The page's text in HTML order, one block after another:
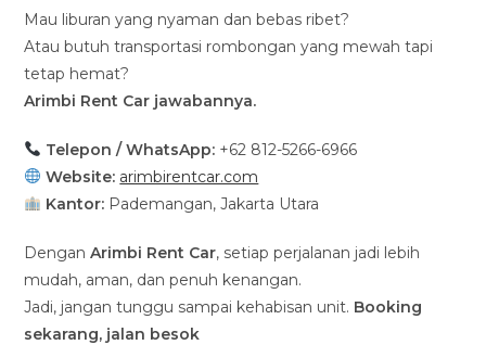
Mau liburan yang nyaman dan bebas ribet?
Atau butuh transportasi rombongan yang mewah tapi
tetap hemat?
Arimbi Rent Car jawabannya.
Telepon / WhatsApp: +62 812-5266-6966
Website: arimbirentcar.com
Kantor: Pademangan, Jakarta Utara
DenganArimbi Rent Car, setiap perjalanan jadi lebih
mudah, aman, dan penuh kenangan.
Jadi, jangan tunggu sampai kehabisan unit. Booking
sekarang, jalan besok